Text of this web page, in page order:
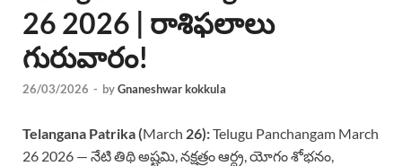
26 2026 | రాశిఫలాలు
గురువారం!
26/03/2026 - byGnaneshwar kokkula
Telangana Patrika (March 26):Telugu Panchangam March
26 2026 — నేటి తిథి అష్టమి, నక్షత్రం ఆర్ద్ర, యోగం శోభనం,